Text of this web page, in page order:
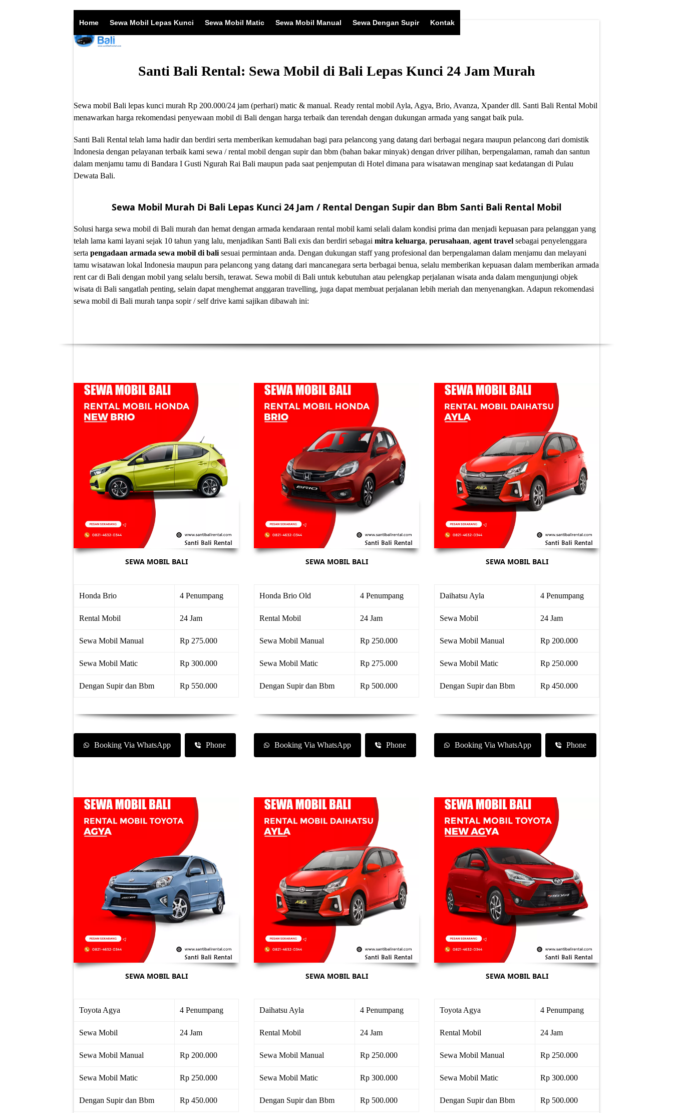
Home Sewa Mobil Lepas Kunci Sewa Mobil Matic Sewa Mobil Manual Sewa Dengan Supir Kontak
Santi Bali Rental: Sewa Mobil di Bali Lepas Kunci 24 Jam Murah
Sewa mobil Bali lepas kunci murah Rp 200.000/24 jam (perhari) matic & manual. Ready rental mobil Ayla, Agya, Brio, Avanza, Xpander dll. Santi Bali Rental Mobil
menawarkan harga rekomendasi penyewaan mobil di Bali dengan harga terbaik dan terendah dengan dukungan armada yang sangat baik pula.
Santi Bali Rental telah lama hadir dan berdiri serta memberikan kemudahan bagi para pelancong yang datang dari berbagai negara maupun pelancong dari domistik
Indonesia dengan pelayanan terbaik kami sewa / rental mobil dengan supir dan bbm (bahan bakar minyak) dengan driver pilihan, berpengalaman, ramah dan santun
dalam menjamu tamu di Bandara I Gusti Ngurah Rai Bali maupun pada saat penjemputan di Hotel dimana para wisatawan menginap saat kedatangan di Pulau
Dewata Bali.
Sewa Mobil Murah Di Bali Lepas Kunci 24 Jam / Rental Dengan Supir dan Bbm Santi Bali Rental Mobil
Solusi harga sewa mobil di Bali murah dan hemat dengan armada kendaraan rental mobil kami selali dalam kondisi prima dan menjadi kepuasan para pelanggan yang
telah lama kami layani sejak 10 tahun yang lalu, menjadikan Santi Bali exis dan berdiri sebagai mitra keluarga, perusahaan, agent travel sebagai penyelenggara
serta pengadaan armada sewa mobil di bali sesuai permintaan anda. Dengan dukungan staff yang profesional dan berpengalaman dalam menjamu dan melayani
tamu wisatawan lokal Indonesia maupun para pelancong yang datang dari mancanegara serta berbagai benua, selalu memberikan kepuasan dalam memberikan armada
rent car di Bali dengan mobil yang selalu bersih, terawat. Sewa mobil di Bali untuk kebutuhan atau pelengkap perjalanan wisata anda dalam mengunjungi objek
wisata di Bali sangatlah penting, selain dapat menghemat anggaran travelling, juga dapat membuat perjalanan lebih meriah dan menyenangkan. Adapun rekomendasi
sewa mobil di Bali murah tanpa sopir/ self drive kami sajikan dibawah ini:
SEWA MOBIL BALI
Honda Brio 4 Penumpang
Rental Mobil 24 Jam
Sewa Mobil Manual Rp 275.000
Sewa Mobil Matic Rp 300.000
Dengan Supir dan Bbm Rp 550.000
Booking Via WhatsApp Phone
SEWA MOBIL BALI
Honda Brio Old 4 Penumpang
Rental Mobil 24 Jam
Sewa Mobil Manual Rp 250.000
Sewa Mobil Matic Rp 275.000
Dengan Supir dan Bbm Rp 500.000
Booking Via WhatsApp Phone
SEWA MOBIL BALI
Daihatsu Ayla 4 Penumpang
Sewa Mobil 24 Jam
Sewa Mobil Manual Rp 200.000
Sewa Mobil Matic Rp 250.000
Dengan Supir dan Bbm Rp 450.000
Booking Via WhatsApp Phone
SEWA MOBIL BALI
Toyota Agya 4 Penumpang
Sewa Mobil 24 Jam
Sewa Mobil Manual Rp 200.000
Sewa Mobil Matic Rp 250.000
Dengan Supir dan Bbm Rp 450.000
SEWA MOBIL BALI
Daihatsu Ayla 4 Penumpang
Rental Mobil 24 Jam
Sewa Mobil Manual Rp 250.000
Sewa Mobil Matic Rp 300.000
Dengan Supir dan Bbm Rp 500.000
SEWA MOBIL BALI
Toyota Agya 4 Penumpang
Rental Mobil 24 Jam
Sewa Mobil Manual Rp 250.000
Sewa Mobil Matic Rp 300.000
Dengan Supir dan Bbm Rp 500.000